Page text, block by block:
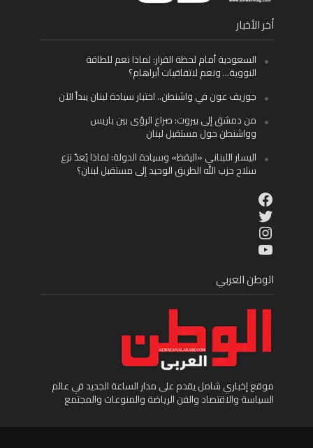
أخر الأخبار
السعودية أمام لحظة القرار: لماذا نعم للطاقة
النووية… ونعم لاتفاقيات أبراهام؟
جوزيف عون في واشنطن.. اختبار سيادة لبنان يبدأ الآن
من دمشق إلى بيروت: صراع الرؤى بين باريس
وواشنطن حول مستقبل لبنان
اليسار اللبناني «اليقظ» وسيادة الدولة: لماذا يُعدّ نزع
سلاح حزب الله الطريق الوحيد إلى مستقبل لبنان؟
Facebook
Twitter
Instagram
YouTube
الوطن العربي
موقع إخباري شامل يقدم على مدار الساعة الجديد في عالم
السياسة والاقتصاد والفن الرياضة والمنوعات والمجتمع